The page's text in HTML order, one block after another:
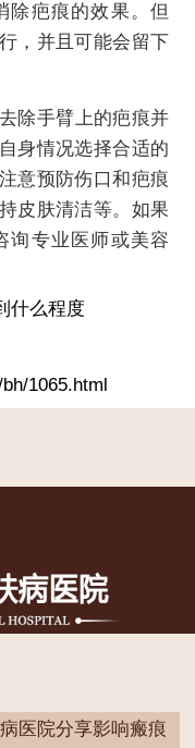
除疤痕的效果。但
，并且可能会留下
除手臂上的疤痕并
身情况选择合适的
意预防伤口和疤痕
皮肤清洁等。如果
询专业医师或美容
什么程度
1065.html
医院分享影响瘢痕